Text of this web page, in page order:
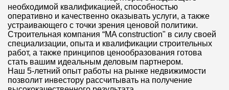
необходимой квалификацией, способностью
оперативно и качественно оказывать услуги, а также
устраивающего с точки зрения ценовой политики.
Строительная компания “MA construction" в силу своей
специализации, опыта и квалификации строительных
работ, а также принципов ценообразования готова
стать вашим идеальным деловым партнером.
Наш 5-летний опыт работы на рынке недвижимости
позволит инвестору рассчитывать на получение